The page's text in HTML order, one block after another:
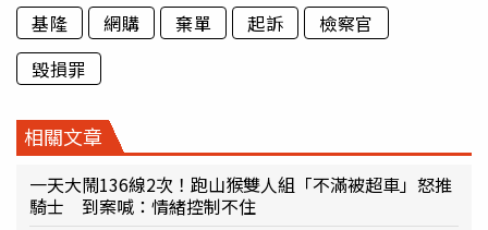
基隆 網購 棄單 起訴
檢察官
毀損罪
相關文章
一天大鬧136線2次！跑山猴雙人組「不滿被超車」怒推
騎士 到案喊：情緒控制不住